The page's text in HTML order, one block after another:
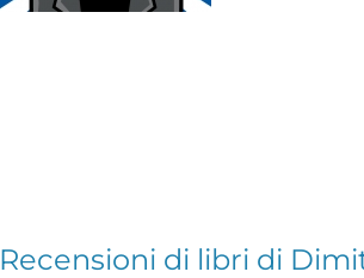
Recensioni di libri di